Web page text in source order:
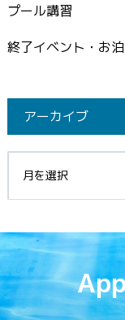
プール講習
終了イベント・お
アーカイブ